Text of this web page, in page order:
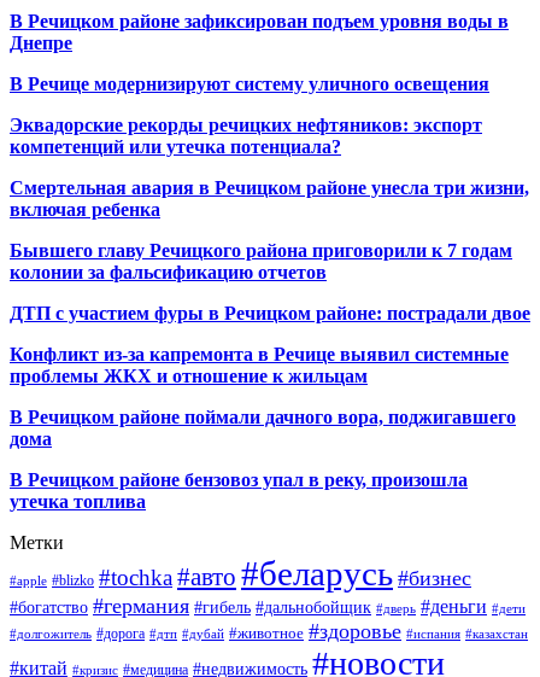
В Речицком районе зафиксирован подъем уровня воды в
Днепре
В Речице модернизируют систему уличного освещения
Эквадорские рекорды речицких нефтяников: экспорт
компетенций или утечка потенциала?
Смертельная авария в Речицком районе унесла три жизни,
включая ребенка
Бывшего главу Речицкого района приговорили к 7 годам
колонии за фальсификацию отчетов
ДТП с участием фуры в Речицком районе: пострадали двое
Конфликт из-за капремонта в Речице выявил системные
проблемы ЖКХ и отношение к жильцам
В Речицком районе поймали дачного вора, поджигавшего
дома
В Речицком районе бензовоз упал в реку, произошла
утечка топлива
Метки
#apple #blizko #tochka#авто #беларусь #бизнес
#богатство #германия #гибель #дальнобойщик #дверь #деньги #дети
#долгожитель #дорога #дтп #дубай #животное #здоровье #испания #казахстан
#китай #кризис #медицина #недвижимость #новости